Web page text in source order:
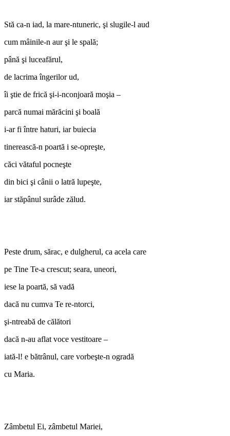
Stă ca-n iad, la mare-ntuneric, şi slugile-l aud
cum mâinile-n aur şi le spală;
până şi luceafărul,
de lacrima îngerilor ud,
îi ştie de frică şi-i-nconjoară moşia –
parcă numai mărăcini şi boală
i-ar fi între haturi, iar buiecia
tinerească-n poartă i se-opreşte,
căci vătaful pocneşte
din bici şi cânii o latră lupeşte,
iar stăpânul surâde zălud.
Peste drum, sărac, e dulgherul, ca acela care
pe Tine Te-a crescut; seara, uneori,
iese la poartă, să vadă
dacă nu cumva Te re-ntorci,
şi-ntreabă de călători
dacă n-au aflat voce vestitoare –
iată-l! e bătrânul, care vorbeşte-n ogradă
cu Maria.
Zâmbetul Ei, zâmbetul Mariei,